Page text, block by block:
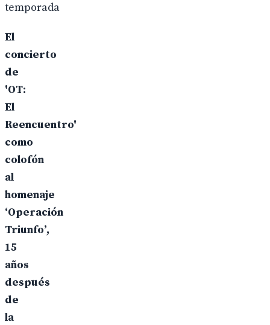
temporada
El
concierto
de
'OT:
El
Reencuentro'
como
colofón
al
homenaje
‘Operación
Triunfo’,
15
años
después
de
la